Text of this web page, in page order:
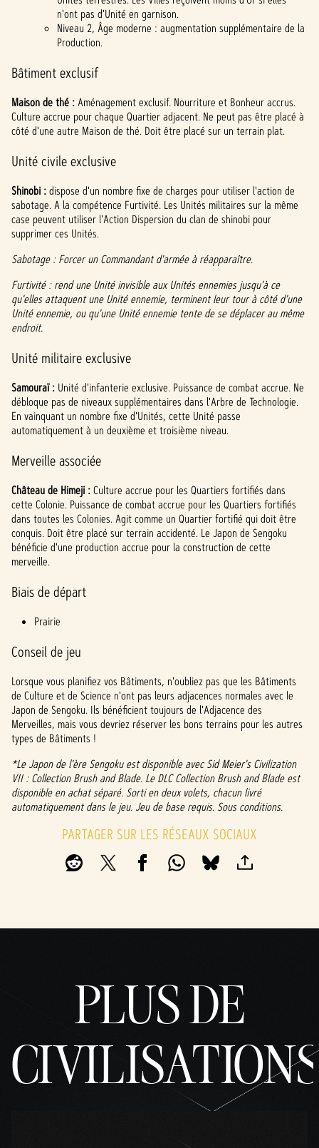
n'ont pas d'Unité en garnison.
Niveau 2, Âge moderne : augmentation supplémentaire de la
Production.
Bâtiment exclusif
Maison de thé :Aménagement exclusif. Nourriture et Bonheur accrus.
Culture accrue pour chaque Quartier adjacent. Ne peut pas être placé à
côté d'une autre Maison de thé. Doit être placé sur un terrain plat.
Unité civile exclusive
Shinobi :dispose d'un nombre fixe de charges pour utiliser l'action de
sabotage. A la compétence Furtivité. Les Unités militaires sur la même
case peuvent utiliser l'Action Dispersion du clan de shinobi pour
supprimer ces Unités.
Sabotage : Forcer un Commandant d'armée à réapparaître.
Furtivité : rend une Unité invisible aux Unités ennemies jusqu'à ce
qu'elles attaquent une Unité ennemie, terminent leur tour à côté d'une
Unité ennemie, ou qu'une Unité ennemie tente de se déplacer au même
endroit.
Unité militaire exclusive
Samouraï : Unité d'infanterie exclusive. Puissance de combat accrue. Ne
débloque pas de niveaux supplémentaires dans l'Arbre de Technologie.
En vainquant un nombre fixe d'Unités, cette Unité passe
automatiquement à un deuxième et troisième niveau.
Merveille associée
Château de Himeji :Culture accrue pour les Quartiers fortifiés dans
cette Colonie. Puissance de combat accrue pour les Quartiers fortifiés
dans toutes les Colonies. Agit comme un Quartier fortifié qui doit être
conquis. Doit être placé sur terrain accidenté. Le Japon de Sengoku
bénéficie d'une production accrue pour la construction de cette
merveille.
Biais de départ
Prairie
Conseil de jeu
Lorsque vous planifiez vos Bâtiments, n'oubliez pas que les Bâtiments
de Culture et de Science n'ont pas leurs adjacences normales avec le
Japon de Sengoku. Ils bénéficient toujours de l'Adjacence des
Merveilles, mais vous devriez réserver les bons terrains pour les autres
types de Bâtiments !
*Le Japon de l'ère Sengoku est disponible avec Sid Meier's Civilization
VII : Collection Brush and Blade. Le DLC Collection Brush and Blade est
disponible en achat séparé. Sorti en deux volets, chacun livré
automatiquement dans le jeu. Jeu de base requis. Sous conditions.
PARTAGER SUR LES RÉSEAUX SOCIAUX
PLUS DE